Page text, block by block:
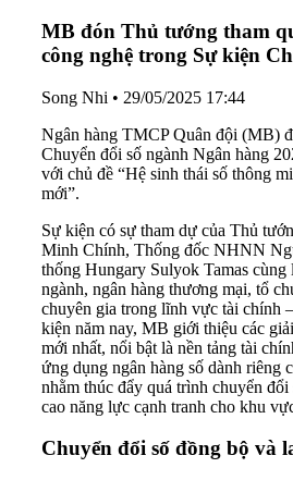
MB đón Thủ tướng tham
công nghệ trong Sự kiện
Song Nhi • 29/05/2025 17:44
Ngân hàng TMCP Quân đội (MB)
Chuyển đổi số ngành Ngân hàng
với chủ đề “Hệ sinh thái số thông
mới”.
Sự kiện có sự tham dự của Thủ
Minh Chính, Thống đốc NHNN
thống Hungary Sulyok Tamas cùng
ngành, ngân hàng thương mại, tổ
chuyên gia trong lĩnh vực tài chính
kiện năm nay, MB giới thiệu các
mới nhất, nổi bật là nền tảng tài
ứng dụng ngân hàng số dành riêng
nhằm thúc đẩy quá trình chuyển đổi
cao năng lực cạnh tranh cho khu
Chuyển đổi số đồng bộ và